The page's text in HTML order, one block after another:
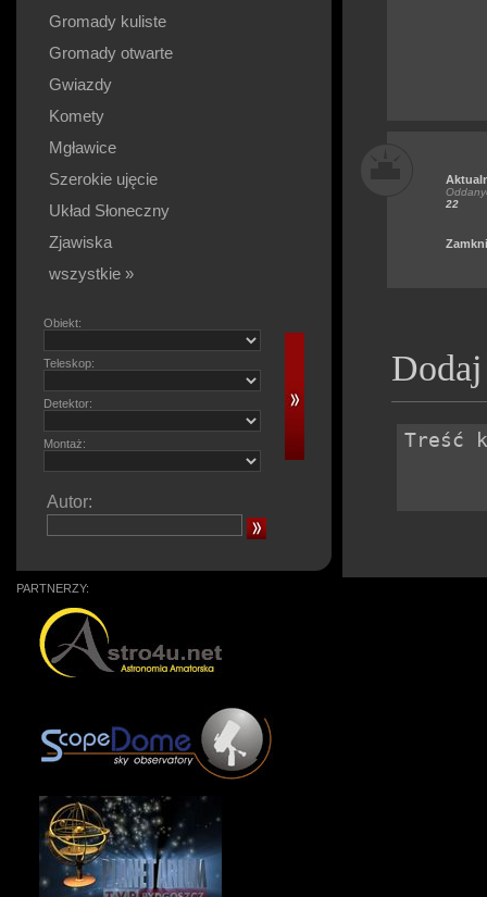
Gromady kuliste
Gromady otwarte
Gwiazdy
Komety
Mgławice
Szerokie ujęcie
Układ Słoneczny
Zjawiska
wszystkie »
Obiekt:
Teleskop:
Detektor:
Montaż:
Autor:
PARTNERZY:
22